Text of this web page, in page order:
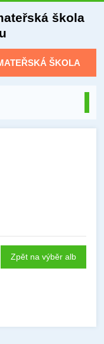
škola
ŠKOLA
Zpět na výběr alb